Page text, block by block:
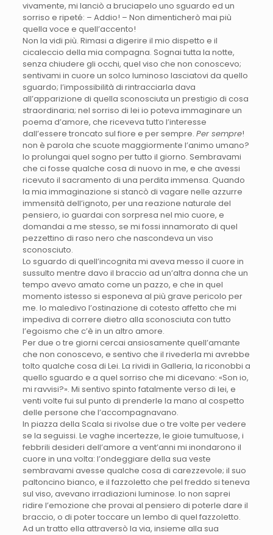
vivamente, mi lanciò a bruciapelo uno sguardo ed un
sorriso e ripeté: – Addio! – Non dimenticherò mai più
quella voce e quell’accento!
Non la vidi più. Rimasi a digerire il mio dispetto e il
cicaleccio della mia compagna. Sognai tutta la notte,
senza chiudere gli occhi, quel viso che non conoscevo;
sentivami in cuore un solco luminoso lasciatovi da quello
sguardo; l’impossibilità di rintracciarla dava
all’apparizione di quella sconosciuta un prestigio di cosa
straordinaria; nel sorriso di lei io poteva immaginare un
poema d’amore, che riceveva tutto l’interesse
dall’essere troncato sul fiore e per sempre. Per sempre!
non è parola che scuote maggiormente l’animo umano?
Io prolungai quel sogno per tutto il giorno. Sembravami
che ci fosse qualche cosa di nuovo in me, e che avessi
ricevuto il sacramento di una perdita immensa. Quando
la mia immaginazione si stancò di vagare nelle azzurre
immensità dell’ignoto, per una reazione naturale del
pensiero, io guardai con sorpresa nel mio cuore, e
domandai a me stesso, se mi fossi innamorato di quel
pezzettino di raso nero che nascondeva un viso
sconosciuto.
Lo sguardo di quell’incognita mi aveva messo il cuore in
sussulto mentre davo il braccio ad un’altra donna che un
tempo avevo amato come un pazzo, e che in quel
momento istesso si esponeva al più grave pericolo per
me. Io maledivo l’ostinazione di cotesto affetto che mi
impediva di correre dietro alla sconosciuta con tutto
l’egoismo che c’è in un altro amore.
Per due o tre giorni cercai ansiosamente quell’amante
che non conoscevo, e sentivo che il rivederla mi avrebbe
tolto qualche cosa di Lei. La rividi in Galleria, la riconobbi a
quello sguardo e a quel sorriso che mi dicevano: «Son io,
mi ravvisi?». Mi sentivo spinto fatalmente verso di lei, e
venti volte fui sul punto di prenderle la mano al cospetto
delle persone che l’accompagnavano.
In piazza della Scala si rivolse due o tre volte per vedere
se la seguissi. Le vaghe incertezze, le gioie tumultuose, i
febbrili desideri dell’amore a vent’anni mi inondarono il
cuore in una volta: l’ondeggiare della sua veste
sembravami avesse qualche cosa di carezzevole; il suo
paltoncino bianco, e il fazzoletto che pel freddo si teneva
sul viso, avevano irradiazioni luminose. Io non saprei
ridire l’emozione che provai al pensiero di poterle dare il
braccio, o di poter toccare un lembo di quel fazzoletto.
Ad un tratto ella attraversò la via, insieme alla sua